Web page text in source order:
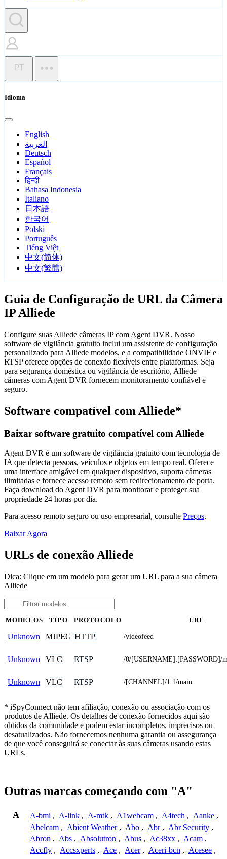
PT
Idioma
English
العربية
Deutsch
Español
Français
हिन्दी
Bahasa Indonesia
Italiano
日本語
한국어
Polski
Português
Tiếng Việt
中文(简体)
中文(繁體)
Guia de Configuração de URL da Câmera
IP Alliede
Configure suas Alliede câmeras IP com Agent DVR. Nosso
software de vigilância gratuito inclui um assistente de configuração
personalizado para Alliede modelos, e a compatibilidade ONVIF e
RTSP oferece opções de conexão flexíveis entre plataformas. Seja
para segurança doméstica ou vigilância de escritório, Alliede
câmeras com Agent DVR fornecem monitoramento confiável e
seguro.
Software compatível com Alliede*
Baixar software gratuito compatível com Alliede
Agent DVR é um software de vigilância gratuito com tecnologia de
IA que detecta pessoas, veículos e objetos em tempo real. Oferece
uma interface amigável em qualquer dispositivo, suporta câmeras
ilimitadas e fornece acesso remoto sem redirecionamento de porta.
Faça download do Agent DVR para monitorar e proteger sua
propriedade 24 horas por dia.
Para acesso remoto seguro ou uso empresarial, consulte Preços.
Baixar Agora
URLs de conexão Alliede
Dica: Clique em um modelo para gerar um URL para a sua câmera
Alliede
MODELOS TIPO PROTOCOLO URL
Unknown MJPEG HTTP /videofeed
Unknown VLC RTSP /0/[USERNAME]:[PASSWORD]/
Unknown VLC RTSP /[CHANNEL]/1:1/main
* iSpyConnect não tem afiliação, conexão ou associação com os
produtos de Alliede. Os detalhes de conexão fornecidos aqui são
obtidos da comunidade e podem estar incompletos, imprecisos ou
desatualizados. Não fornecemos nenhuma garantia ou assegurança
de que você conseguirá se conectar às suas câmeras usando estas
URLs.
Outras marcas começando com "A"
A A-bmi , A-link , A-mtk , A1webcam , A4tech , Aanke ,
Abelcam , Abient Weather , Abo , Abr , Abr Security ,
Abron , Abs , Absolutron , Abus , Ac38xx , Acam ,
Accfly , Accsxperts , Ace , Acer , Aceri-bcn , Acesee ,